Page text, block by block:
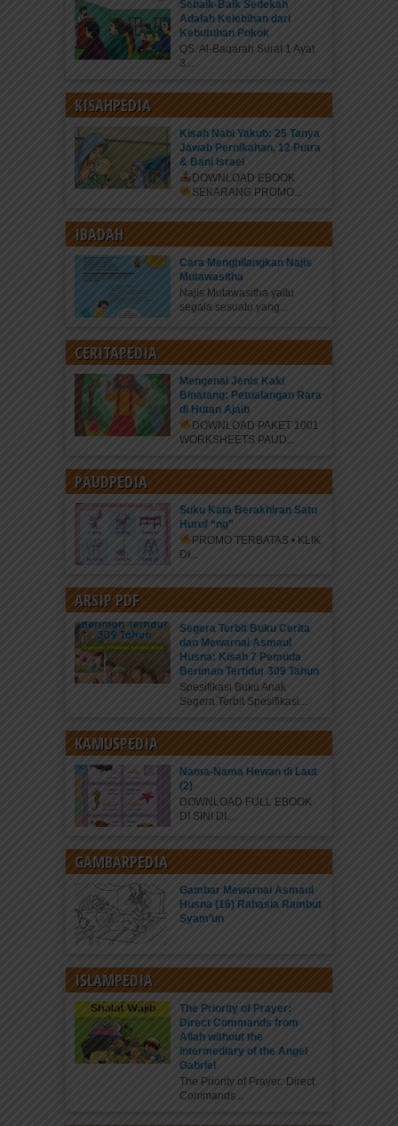
Sebaik-Baik Sedekah
Adalah Kelebihan dari
Kebutuhan Pokok
QS. Al-Baqarah Surat 1 Ayat
3...
KISAHPEDIA
Kisah Nabi Yakub: 25 Tanya
Jawab Pernikahan, 12 Putra
& Bani Israel
DOWNLOAD EBOOK
SEKARANG PROMO...
IBADAH
Cara Menghilangkan Najis
Mutawasitha
Najis Mutawasitha yaitu
segala sesuatu yang...
CERITAPEDIA
Mengenal Jenis Kaki
Binatang: Petualangan Rara
di Hutan Ajaib
DOWNLOAD PAKET 1001
WORKSHEETS PAUD...
PAUDPEDIA
Suku Kata Berakhiran Satu
Huruf “ng”
PROMO TERBATAS • KLIK
DI...
ARSIP PDF
Segera Terbit Buku Cerita
dan Mewarnai Asmaul
Husna: Kisah 7 Pemuda
Beriman Tertidur 309 Tahun
Spesifikasi Buku Anak
Segera Terbit Spesifikasi...
KAMUSPEDIA
Nama-Nama Hewan di Laut
(2)
DOWNLOAD FULL EBOOK
DI SINI DI...
GAMBARPEDIA
Gambar Mewarnai Asmaul
Husna (16) Rahasia Rambut
Syam’un
ISLAMPEDIA
The Priority of Prayer:
Direct Commands from
Allah without the
Intermediary of the Angel
Gabriel
The Priority of Prayer: Direct
Commands...